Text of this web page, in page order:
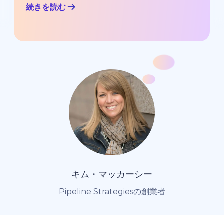
続きを読む
キム・マッカーシー
Pipeline Strategiesの創業者